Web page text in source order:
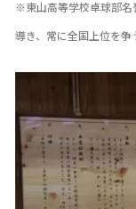
※東山高等学校卓球部名
導き、常に全国上位を争